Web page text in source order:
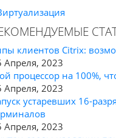
клиентов Citrix:
Апреля, 2023
процессор на 100%,
Апреля, 2023
устаревших 16-
Апреля, 2023